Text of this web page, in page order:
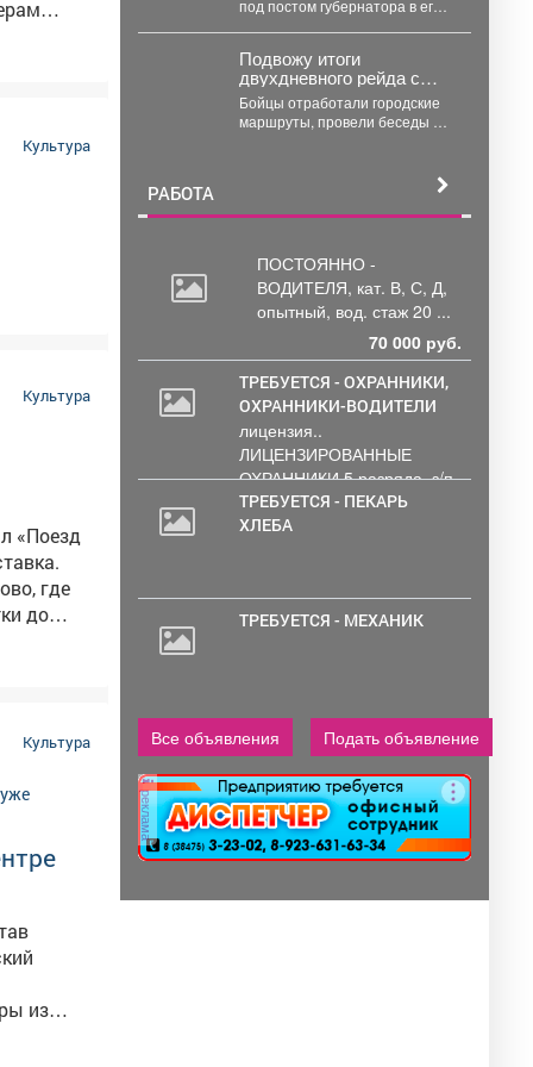
не
Культура
Культура
где
до
по
пришли
на
Культура
из
под постом губернатора в его
Подвожу итоги
двухдневного рейда с
участием дружины
«Рать» и полиции.
Бойцы отработали городские
маршруты, провели беседы с
РАБОТА
ПОСТОЯННО -
ВОДИТЕЛЯ, кат. В, С, Д,
опытный, вод. стаж 20 ...
70 000 руб.
ТРЕБУЕТСЯ - ОХРАННИКИ,
ОХРАННИКИ-ВОДИТЕЛИ
лицензия..
ЛИЦЕНЗИРОВАННЫЕ
ОХРАННИКИ 5 разряда, з/п
от 33000 руб. 6...
ТРЕБУЕТСЯ - ПЕКАРЬ
ХЛЕБА
ТРЕБУЕТСЯ - МЕХАНИК
Все объявления Подать объявление
реклама